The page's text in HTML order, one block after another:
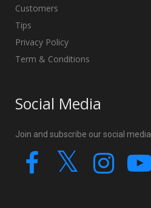
Customers
Tips
Privacy Policy
Term & Conditions
Social Media
Join and subscribe our social media.